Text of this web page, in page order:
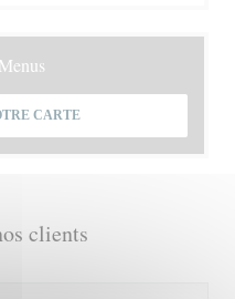
clients
CARTE